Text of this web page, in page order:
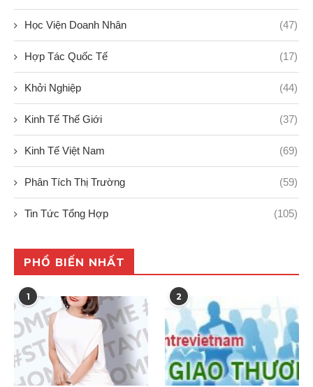
Học Viện Doanh Nhân (47)
Hợp Tác Quốc Tế (17)
Khởi Nghiệp (44)
Kinh Tế Thế Giới (37)
Kinh Tế Việt Nam (69)
Phân Tích Thị Trường (59)
Tin Tức Tổng Hợp (105)
PHỔ BIẾN NHẤT
1 2